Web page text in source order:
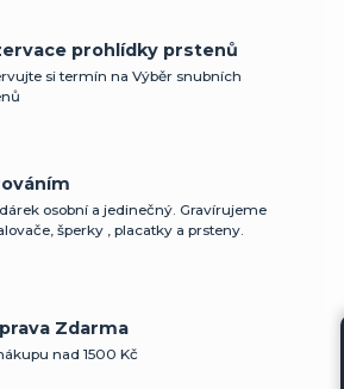
prohlídky prstenů
si termín na Výběr snubních
osobní a jedinečný. Gravírujeme
šperky , placatky a prsteny.
Zdarma
nad 1500 Kč